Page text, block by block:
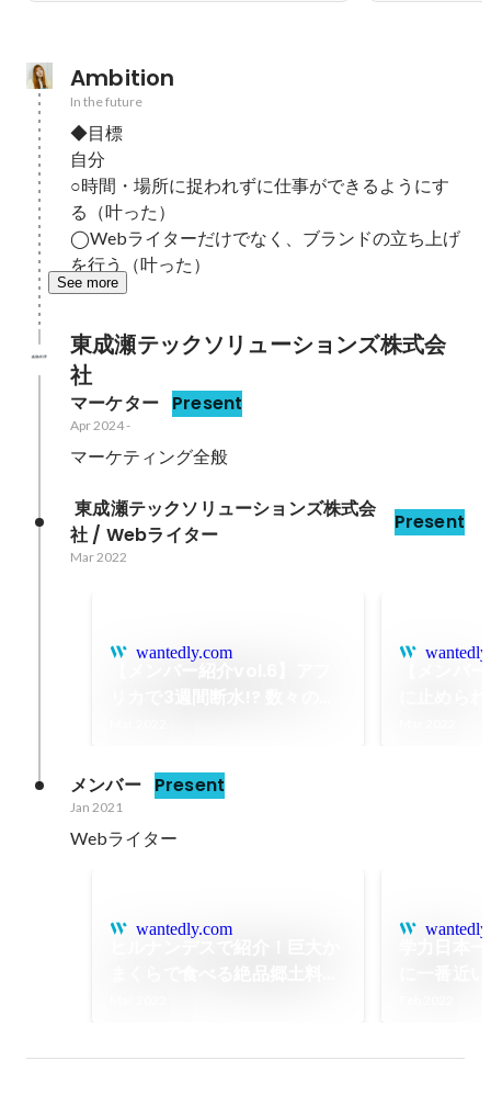
Ambition
In the future
◆目標
自分
○時間・場所に捉われずに仕事ができるようにす
る（叶った）
◯Webライターだけでなく、ブランドの立ち上げ
を行う（叶った）
See more
東成瀬テックソリューションズ株式会
社
マーケター Present
Apr 2024-
マーケティング全般
東成瀬テックソリューションズ株式会
社 / Webライター
Present
Mar 2022
wantedly.com
メンバー Present
Jan 2021
Webライター
wantedly.com